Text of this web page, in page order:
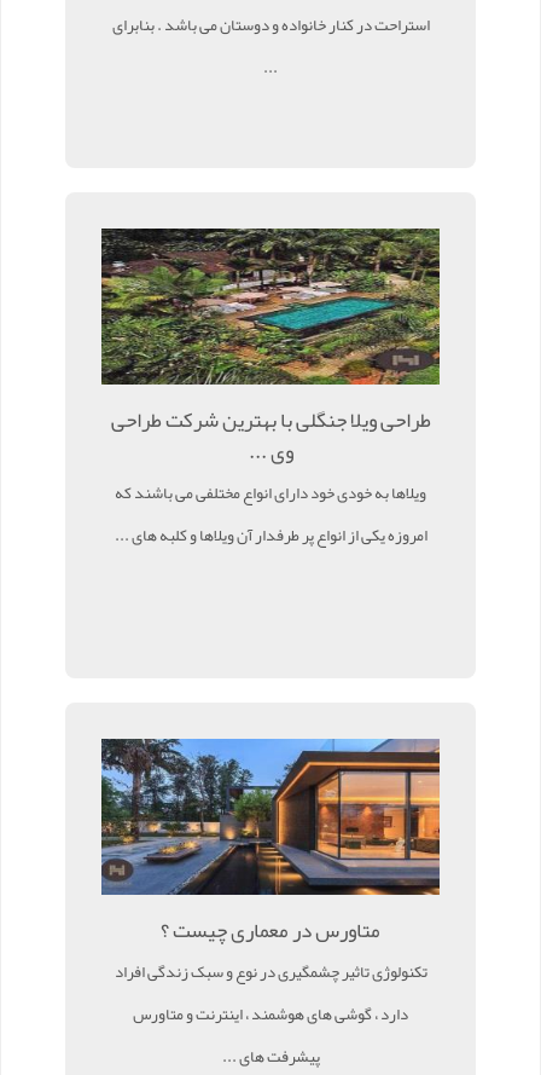
استراحت در کنار خانواده و دوستان می باشد . بنابرای
...
طراحی ویلا جنگلی با بهترین شرکت طراحی
وی ...
ویلاها به خودی خود دارای انواع مختلفی می باشند که
امروزه یکی از انواع پر طرفدار آن ویلاها و کلبه های ...
متاورس در معماری چیست ؟
تکنولوژی تاثیر چشمگیری در نوع و سبک زندگی افراد
دارد ، گوشی های هوشمند ، اینترنت و متاورس
پیشرفت های ...